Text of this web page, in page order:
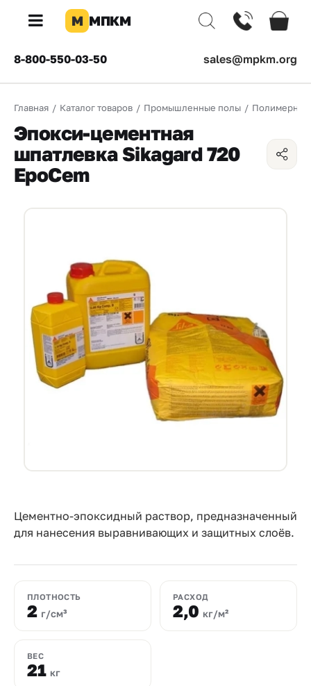
×
КОМПАНИЯ
О
компании
Доставка
Оплата
Прайс-
лист
Проектировщикам
Калькуляторы
8
550-
03-
50
sales@mpkm.org
М МПКМ
8-800-550-03-50 sales@mpkm.org
Главная / Каталог товаров / Промышленные полы /
Эпокси-цементная
шпатлевка Sikagard 720
EpoCem
Цементно-эпоксидный раствор, предназначенный
для нанесения выравнивающих и защитных слоёв.
ПЛОТНОСТЬ
2 г/см³
РАСХОД
2,0 кг/м²
ВЕС
21 кг